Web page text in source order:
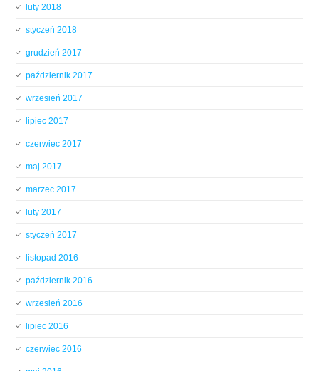
luty 2018
styczeń 2018
grudzień 2017
październik 2017
wrzesień 2017
lipiec 2017
czerwiec 2017
maj 2017
marzec 2017
luty 2017
styczeń 2017
listopad 2016
październik 2016
wrzesień 2016
lipiec 2016
czerwiec 2016